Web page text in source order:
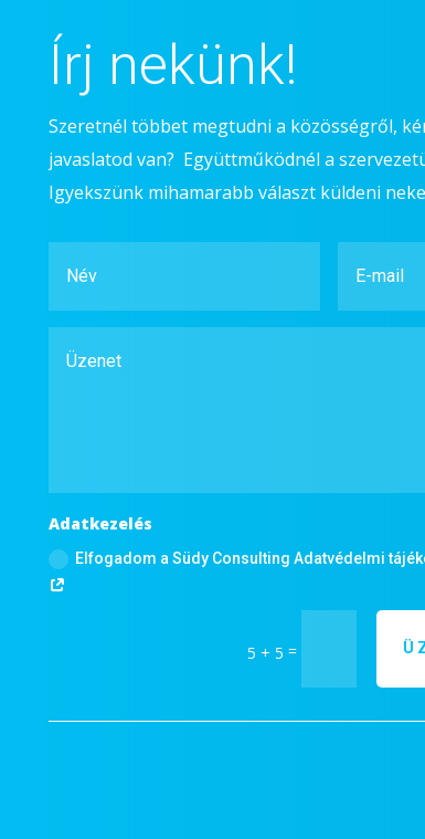
Írj nekünk!
Szeretnél többet megtudni a közösségről,
javaslatod van? Együttműködnél a
Igyekszünk mihamarabb választ küldeni
Adatkezelés
Elfogadom a Südy Consulting Adatvédelmi
5 + 5 =